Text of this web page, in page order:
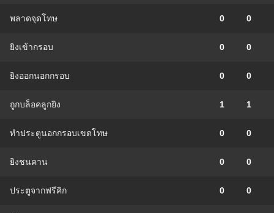
พลาดจุดโทษ 0 0
ยิงเข้ากรอบ 0 0
ยิงออกนอกกรอบ 0 0
ถูกบล็อคลูกยิง 1 1
ทำประตูนอกกรอบเขตโทษ 0 0
ยิงชนคาน 0 0
ประตูจากฟรีคิก 0 0